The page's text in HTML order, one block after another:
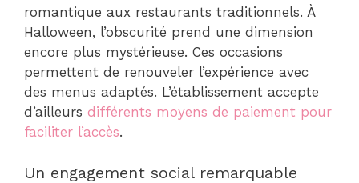
romantique aux restaurants traditionnels. À
Halloween, l’obscurité prend une dimension
encore plus mystérieuse. Ces occasions
permettent de renouveler l’expérience avec
des menus adaptés. L’établissement accepte
d’ailleurs différents moyens de paiement pour
faciliter l’accès.
Un engagement social remarquable